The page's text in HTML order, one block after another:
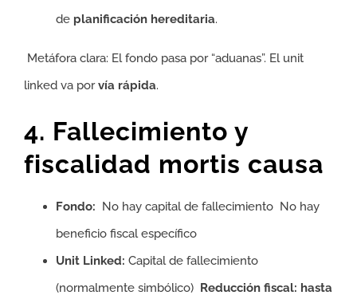
de planificación hereditaria.
Metáfora clara: El fondo pasa por “aduanas”. El unit
linked va porvía rápida.
4. Fallecimiento y
fiscalidad mortis causa
Fondo: No hay capital de fallecimiento No hay
beneficio fiscal específico
Unit Linked: Capital de fallecimiento
(normalmente simbólico) Reducción fiscal: hasta